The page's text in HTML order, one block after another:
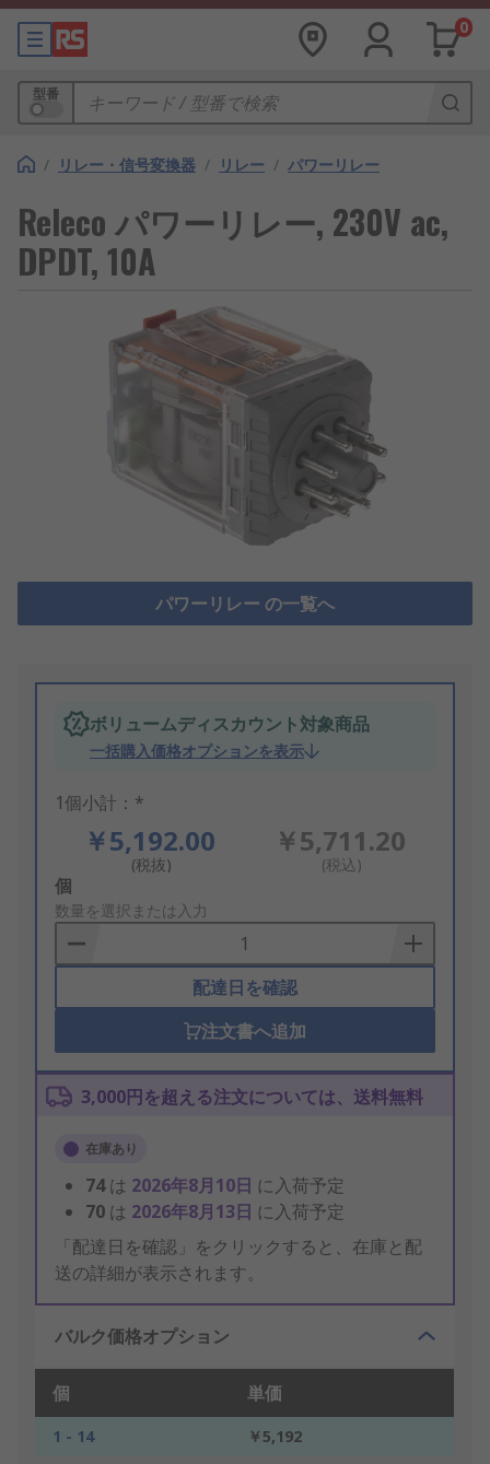
0
型番
/ リレー・信号変換器 / リレー / パワーリレー
Releco パワーリレー, 230V ac,
DPDT, 10A
パワーリレー の一覧へ
ボリュームディスカウント対象商品
一括購入価格オプションを表示
1個小計：*
￥5,192.00
(税抜)
￥5,711.20
(税込)
Add
to
Basket
個
数量を選択または入力
配達日を確認
注文書へ追加
3,000円を超える注文については、送料無料
在庫あり
74は 2026年8月10日 に入荷予定
70 は 2026年8月13日 に入荷予定
「配達日を確認」をクリックすると、在庫と配
送の詳細が表示されます。
バルク価格オプション
個 単価
1 - 14
￥5,192